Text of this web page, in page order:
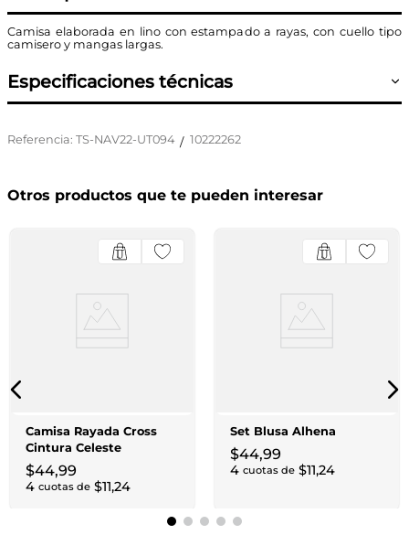
Camisa elaborada en lino con estampado a rayas, con cuello tipo
camisero y mangas largas.
Especificaciones técnicas
Referencia: TS-NAV22-UT094 / 10222262
Otros productos que te pueden interesar
Camisa Rayada Cross
Cintura Celeste
$44,99
4 cuotas de $11,24
Set Blusa Alhena
$44,99
4 cuotas de $11,24